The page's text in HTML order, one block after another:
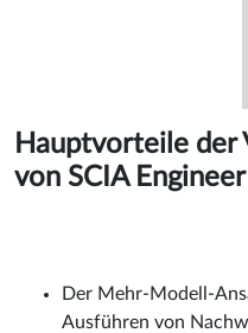
Hauptvorteile der
von SCIA Engineer
Der Mehr-Modell-
Ausführen von